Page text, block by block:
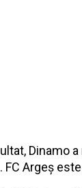
Dinamo
Argeș